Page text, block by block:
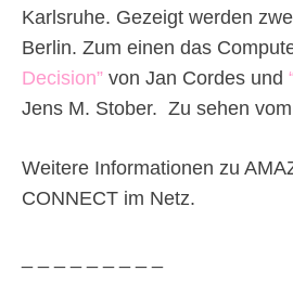
Karlsruhe. Gezeigt werden
Berlin. Zum einen das
Decision” von Jan Cordes und
Jens M. Stober. Zu sehen vom
Weitere Informationen zu
CONNECT im Netz.